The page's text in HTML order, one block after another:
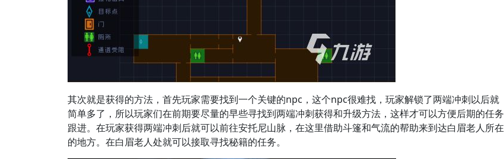
其次就是获得的方法，首先玩家需要找到一个关键的npc，这个npc很难找，玩家解锁了两端冲刺以后就
简单多了，所以玩家们在前期要尽量的早些寻找到两端冲刺获得和升级方法，这样才可以方便后期的任务
跟进。在玩家获得两端冲刺后就可以前往安托尼山脉，在这里借助斗篷和气流的帮助来到达白眉老人所在
的地方。在白眉老人处就可以接取寻找秘籍的任务。